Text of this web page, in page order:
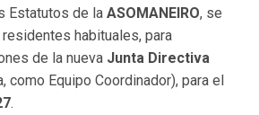
Estatutos de la ASOMANEIRO, se
habituales, para
de la nueva Junta Directiva
como Equipo Coordinador), para el
.